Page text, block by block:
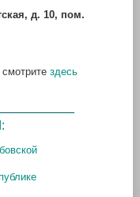
д. 10, пом.
здесь